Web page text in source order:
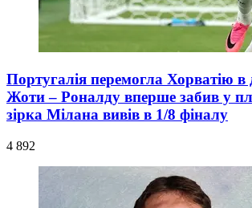
Португалія перемогла Хорватію в
Жоти – Роналду вперше забив у
зірка Мілана вивів в 1/8 фіналу
4 892